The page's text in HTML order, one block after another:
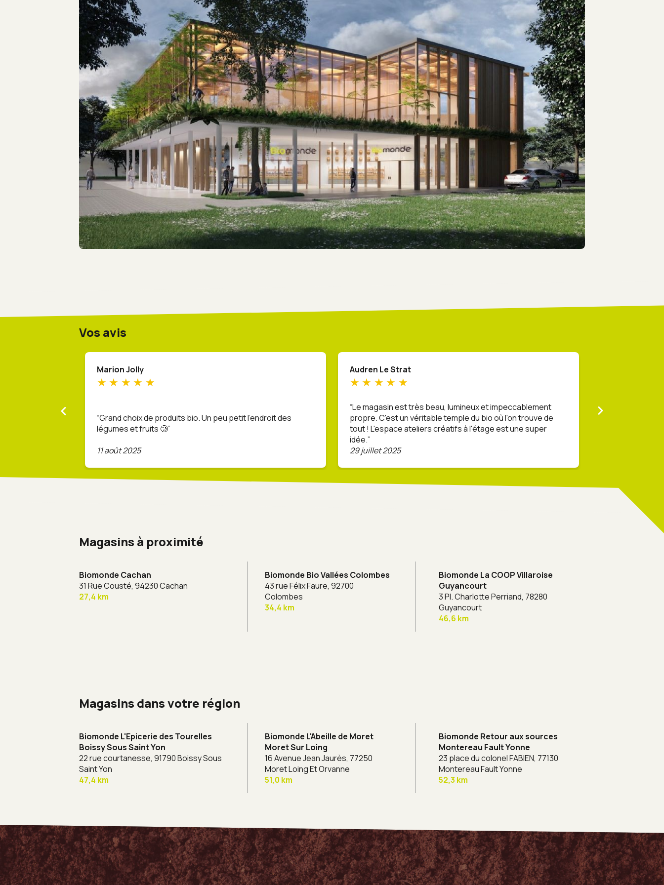
Vos avis
Marion Jolly
Grand choix de produits bio. Un peu petit l’endroit des
légumes et fruits 🥲
11 août 2025
Audren Le Strat
Le magasin est très beau, lumineux et impeccablement
propre. C'est un véritable temple du bio où l'on trouve de
tout ! L'espace ateliers créatifs à l'étage est une super
idée.
29 juillet 2025
Magasins à proximité
Biomonde Cachan
31 Rue Cousté, 94230 Cachan
27,4 km
Biomonde Bio Vallées Colombes
43 rue Félix Faure, 92700
Colombes
34,4 km
Biomonde La COOP Villaroise
Guyancourt
3 Pl. Charlotte Perriand, 78280
Guyancourt
46,6 km
Magasins dans votre région
Biomonde L'Epicerie des Tourelles
Boissy Sous Saint Yon
22 rue courtanesse, 91790 Boissy Sous
Saint Yon
47,4 km
Biomonde L'Abeille de Moret
Moret Sur Loing
16 Avenue Jean Jaurès, 77250
Moret Loing Et Orvanne
51,0 km
Biomonde Retour aux sources
Montereau Fault Yonne
23 place du colonel FABIEN, 77130
Montereau Fault Yonne
52,3 km